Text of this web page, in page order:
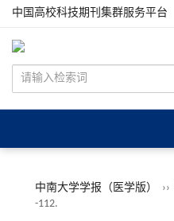
中国高校科技期刊集群服务平台
中南大学学报（医学版） ››
-112.